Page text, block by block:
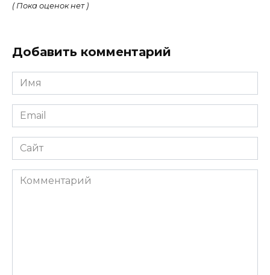
( Пока оценок нет )
Добавить комментарий
Имя
Email
Сайт
Комментарий